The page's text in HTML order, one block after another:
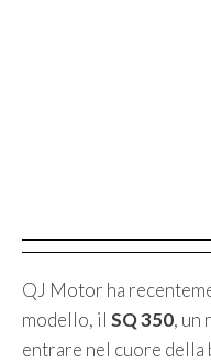
QJ Motor ha
modello, il SQ 350, un
entrare nel cuore della